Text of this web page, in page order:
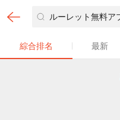
綜合排名 最新